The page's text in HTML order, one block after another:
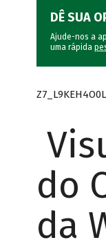
DÊ SUA
Ajude-nos a
uma rápida
do
da